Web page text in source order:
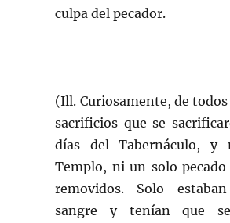
culpa del pecador.
(Ill. Curiosamente, de
sacrificios que se
días del Tabernáculo, y
Templo, ni un solo
removidos. Solo
sangre y tenían que